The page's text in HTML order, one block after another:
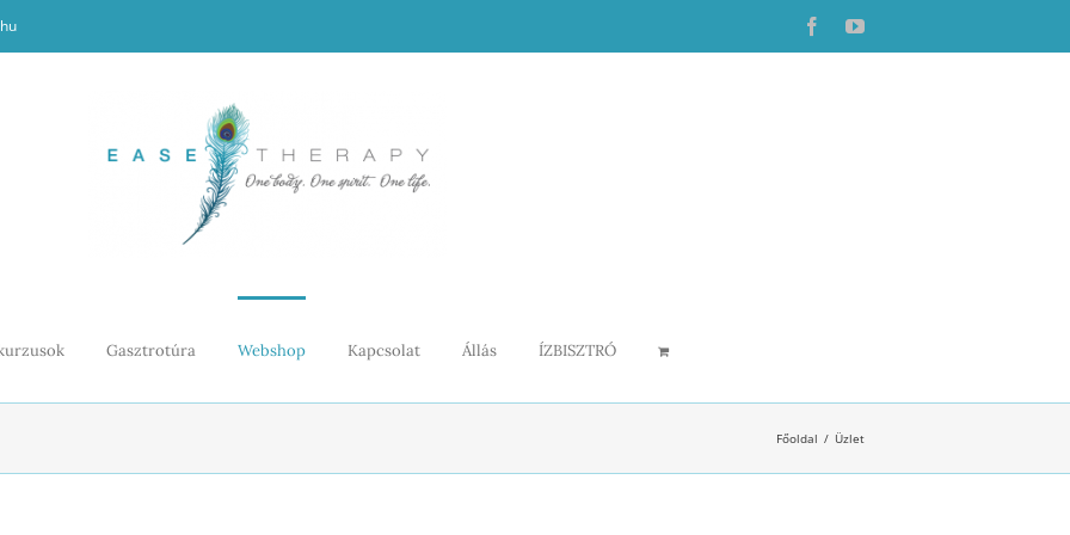
FacebookYouTube
Gasztrotúra Webshop Kapcsolat Állás ÍZBISZTRÓ
Főoldal Üzlet